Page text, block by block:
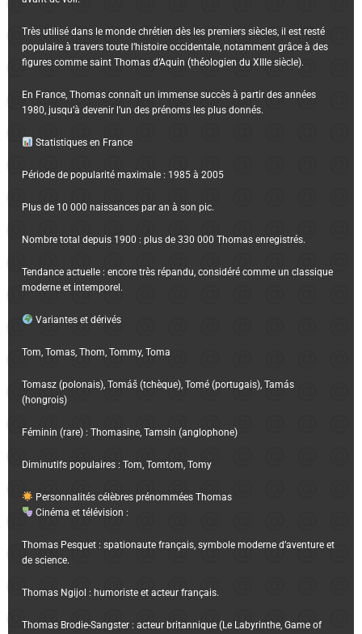
Très utilisé dans le monde chrétien dès les premiers siècles, il est resté
populaire à travers toute l’histoire occidentale, notamment grâce à des
figures comme saint Thomas d’Aquin (théologien du XIIIe siècle).
En France, Thomas connaît un immense succès à partir des années
1980, jusqu’à devenir l’un des prénoms les plus donnés.
Statistiques en France
Période de popularité maximale : 1985 à 2005
Plus de 10 000 naissances par an à son pic.
Nombre total depuis 1900 : plus de 330 000 Thomas enregistrés.
Tendance actuelle : encore très répandu, considéré comme un classique
moderne et intemporel.
Variantes et dérivés
Tom, Tomas, Thom, Tommy, Toma
Tomasz (polonais), Tomáš (tchèque), Tomé (portugais), Tamás
(hongrois)
Féminin (rare) : Thomasine, Tamsin (anglophone)
Diminutifs populaires : Tom, Tomtom, Tomy
Personnalités célèbres prénommées Thomas
Cinéma et télévision :
Thomas Pesquet : spationaute français, symbole moderne d’aventure et
de science.
Thomas Ngijol : humoriste et acteur français.
Thomas Brodie-Sangster : acteur britannique (Le Labyrinthe, Game of